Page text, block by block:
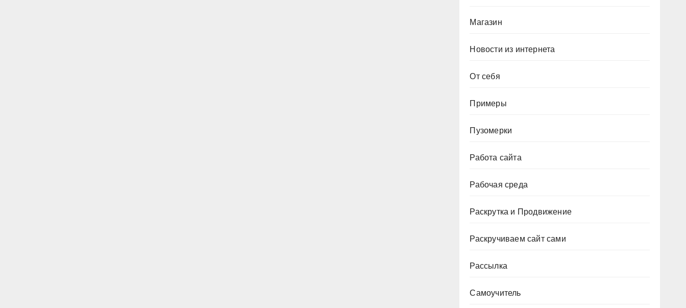
Магазин
Новости из интернета
От себя
Примеры
Пузомерки
Работа сайта
Рабочая среда
Раскрутка и Продвижение
Раскручиваем сайт сами
Рассылка
Самоучитель